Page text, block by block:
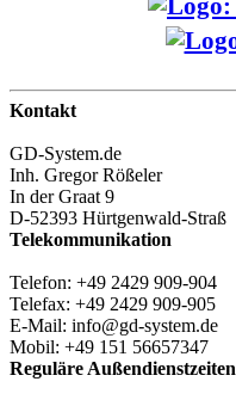
Kontakt
GD-System.de
Inh. Gregor Rößeler
In der Graat 9
D-52393 Hürtgenwald-Straß
Telekommunikation
Telefon: +49 2429 909-904
Telefax: +49 2429 909-905
E-Mail: info@gd-system.de
Mobil: +49 151 56657347
Reguläre Außendienstzeiten